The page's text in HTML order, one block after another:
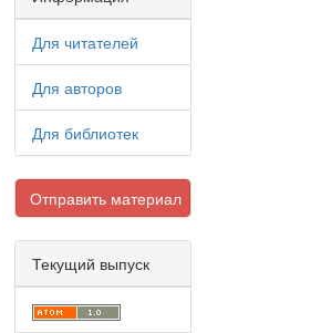
Для читателей
Для авторов
Для библиотек
Отправить материал
Текущий выпуск